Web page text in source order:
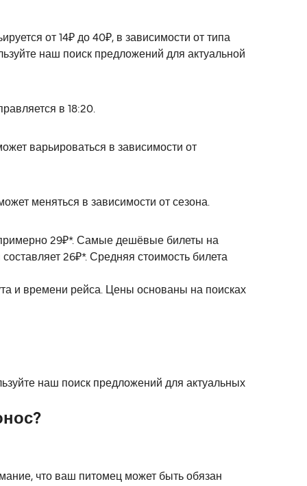
от 14₽ до 40₽, в зависимости от типа
наш поиск предложений для актуальной
в 18:20.
варьироваться в зависимости от
меняться в зависимости от сезона.
29₽*. Самые дешёвые билеты на
26₽*. Средняя стоимость билета
и времени рейса. Цены основаны на поисках
наш поиск предложений для актуальных
что ваш питомец может быть обязан